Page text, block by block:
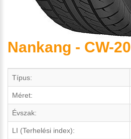
Nankang - CW-20
Típus:
Méret:
Évszak:
LI (Terhelési index):